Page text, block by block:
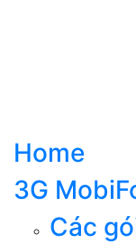
Home
3G
Các